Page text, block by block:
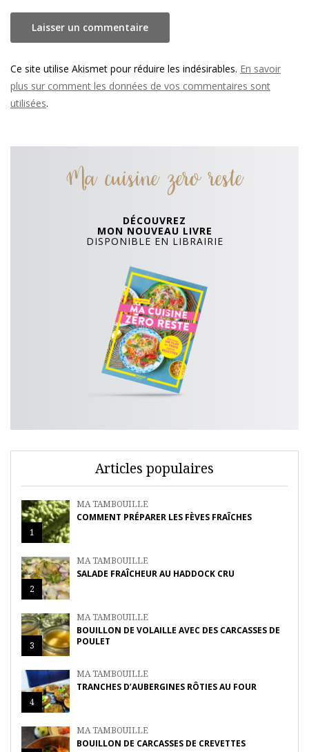
Ce site utilise Akismet pour réduire les indésirables. En savoir
plus sur comment les données de vos commentaires sont
utilisées.
Ma cuisine zero reste
DÉCOUVREZ
MON NOUVEAU LIVRE
DISPONIBLE EN LIBRAIRIE
Articles populaires
1
MA TAMBOUILLE
COMMENT PRÉPARER LES FÈVES FRAÎCHES
2
MA TAMBOUILLE
SALADE FRAÎCHEUR AU HADDOCK CRU
3
MA TAMBOUILLE
BOUILLON DE VOLAILLE AVEC DES CARCASSES DE
POULET
4
MA TAMBOUILLE
TRANCHES D’AUBERGINES RÔTIES AU FOUR
MA TAMBOUILLE
BOUILLON DE CARCASSES DE CREVETTES